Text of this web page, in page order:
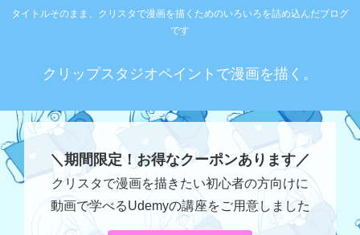
タイトルそのまま、クリスタで漫画を描くためのいろいろを詰め込んだブログ
です
クリップスタジオペイントで漫画を描く。
＼期間限定！お得なクーポンあります／
クリスタで漫画を描きたい初心者の方向けに
動画で学べるUdemyの講座をご用意しました